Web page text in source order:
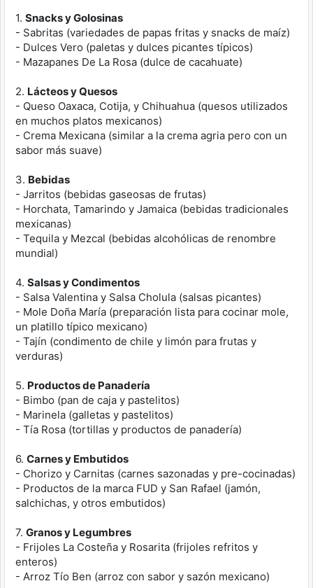
1. Snacks y Golosinas
- Sabritas (variedades de papas fritas y snacks de maíz)
- Dulces Vero (paletas y dulces picantes típicos)
- Mazapanes De La Rosa (dulce de cacahuate)
2. Lácteos y Quesos
- Queso Oaxaca, Cotija, y Chihuahua (quesos utilizados
en muchos platos mexicanos)
- Crema Mexicana (similar a la crema agria pero con un
sabor más suave)
3. Bebidas
- Jarritos (bebidas gaseosas de frutas)
- Horchata, Tamarindo y Jamaica (bebidas tradicionales
mexicanas)
- Tequila y Mezcal (bebidas alcohólicas de renombre
mundial)
4. Salsas y Condimentos
- Salsa Valentina y Salsa Cholula (salsas picantes)
- Mole Doña María (preparación lista para cocinar mole,
un platillo típico mexicano)
- Tajín (condimento de chile y limón para frutas y
verduras)
5. Productos de Panadería
- Bimbo (pan de caja y pastelitos)
- Marinela (galletas y pastelitos)
- Tía Rosa (tortillas y productos de panadería)
6. Carnes y Embutidos
- Chorizo y Carnitas (carnes sazonadas y pre-cocinadas)
- Productos de la marca FUD y San Rafael (jamón,
salchichas, y otros embutidos)
7. Granos y Legumbres
- Frijoles La Costeña y Rosarita (frijoles refritos y
enteros)
- Arroz Tío Ben (arroz con sabor y sazón mexicano)